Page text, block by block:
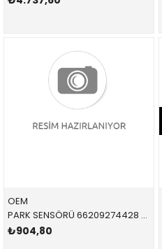
OEM
PARK SENSÖRÜ 66209274428 66209274428 66209274428 F15,F16,F25,F26,F39,F45,F46,F48,F49,F52,F54,F55,F5 2015-
₺904,80